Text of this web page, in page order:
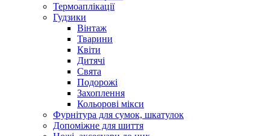
Термоаплікації
Гудзики
Вінтаж
Тварини
Квіти
Дитячі
Свята
Подорожі
Захоплення
Кольорові мікси
Фурнітура для сумок, шкатулок
Допоміжне для шиття